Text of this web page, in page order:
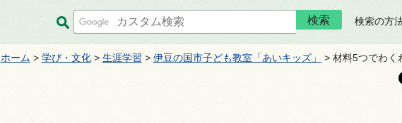
検索の方
ホーム > 学び・文化> 生涯学習 > 伊豆の国市子ども教室「あいキッズ」 > 材料5つでわく